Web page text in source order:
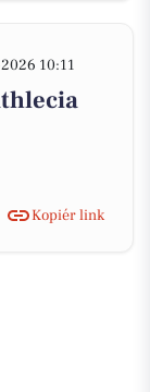
10:11
Kopiér link